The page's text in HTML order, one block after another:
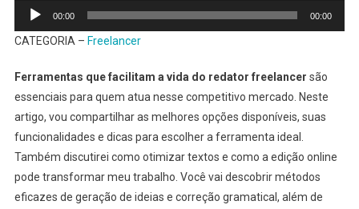
Tocador
áudio
00:00 00:00
CATEGORIA – Freelancer
Ferramentas que facilitam a vida do redator freelancer são
essenciais para quem atua nesse competitivo mercado. Neste
artigo, vou compartilhar as melhores opções disponíveis, suas
funcionalidades e dicas para escolher a ferramenta ideal.
Também discutirei como otimizar textos e como a edição online
pode transformar meu trabalho. Você vai descobrir métodos
eficazes de geração de ideias e correção gramatical, além de